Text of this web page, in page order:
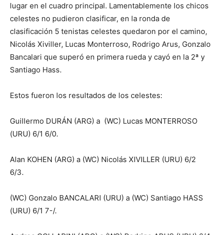
lugar en el cuadro principal. Lamentablemente los chicos
celestes no pudieron clasificar, en la ronda de
clasificación 5 tenistas celestes quedaron por el camino,
Nicolás Xiviller, Lucas Monterroso, Rodrigo Arus, Gonzalo
Bancalari que superó en primera rueda y cayó en la 2ª y
Santiago Hass.
Estos fueron los resultados de los celestes:
Guillermo DURÁN (ARG) a (WC) Lucas MONTERROSO
(URU) 6/1 6/0.
Alan KOHEN (ARG) a (WC) Nicolás XIVILLER (URU) 6/2
6/3.
(WC) Gonzalo BANCALARI (URU) a (WC) Santiago HASS
(URU) 6/1 7-/.